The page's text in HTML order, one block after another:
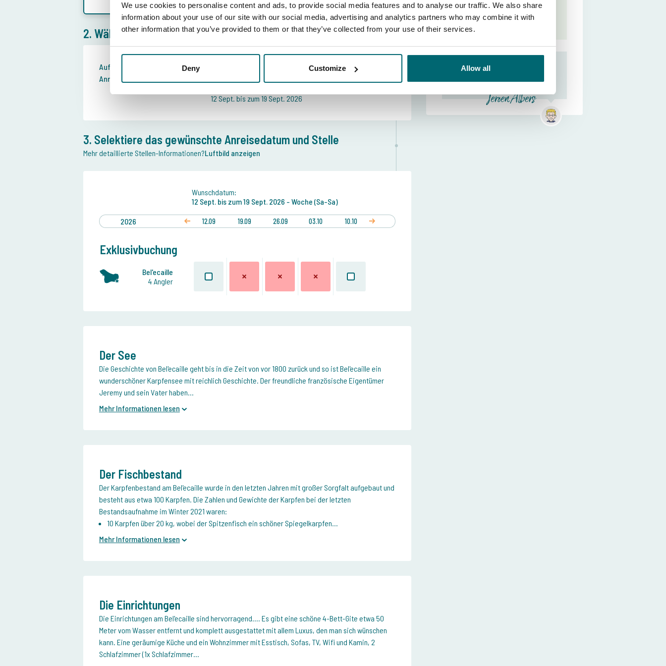
We use cookies to personalise content and ads, to provide social media features and to analyse our traffic. We also share
information about your use of our site with our social media, advertising and analytics partners who may combine it with
other information that you’ve provided to them or that they’ve collected from your use of their services.
Deny Customize Allow all
2. Wählen Sie die gewünschte Reiseperiode
Aufenthalt:
Anreisedatum:
12-09-2026
12 Sept. bis zum 19 Sept. 2026
3. Selektiere das gewünschte Anreisedatum und Stelle
Mehr detaillierte Stellen-Informationen?Luftbild anzeigen
Wunschdatum:
12 Sept. bis zum19 Sept. 2026 - Woche (Sa-Sa)
2026 12.09 19.09 26.09 03.10 10.10
Exklusivbuchung
Bel'ecaille
4 Angler
Bitte selektieren Sie eine
Stelle und Datum .
The Carp Specialist App
Jeroen Albers
Der See
Die Geschichte von Bel'ecaille geht bis in die Zeit von vor 1800 zurück und so istBel'ecaille ein
wunderschöner Karpfensee mit reichlich Geschichte. Der freundliche französische Eigentümer
Jeremy und sein Vater haben...
Mehr Informationen lesen
Der Fischbestand
Der Karpfenbestand am Bel'ecaille wurde in den letzten Jahren mit großer Sorgfalt aufgebaut und
besteht aus etwa 100 Karpfen. Die Zahlen und Gewichte der Karpfen bei der letzten
Bestandsaufnahme im Winter 2021 waren:
10 Karpfen über 20 kg, wobei der Spitzenfisch ein schöner Spiegelkarpfen...
Mehr Informationen lesen
Die Einrichtungen
Die Einrichtungen am Bel'ecaille sind hervorragend.... Es gibt eine schöne 4-Bett-Gite etwa 50
Meter vom Wasser entfernt und komplett ausgestattet mit allem Luxus, den man sich wünschen
kann. Eine geräumige Küche und ein Wohnzimmer mit Esstisch, Sofas, TV, Wifi und Kamin, 2
Schlafzimmer (1x Schlafzimmer...